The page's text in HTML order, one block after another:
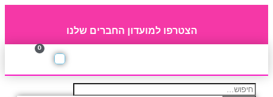
הצטרפו למועדון החברים שלנו
0